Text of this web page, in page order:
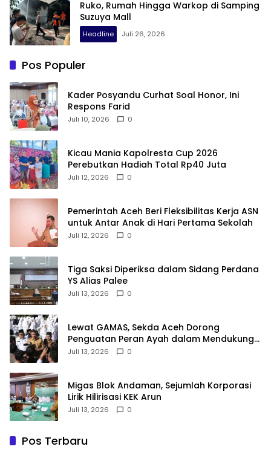
Ruko, Rumah Hingga Warkop di Samping
Suzuya Mall
Headline Juli 26, 2026
Pos Populer
Kader Posyandu Curhat Soal Honor, Ini
Respons Farid
Juli 10, 2026 0
Kicau Mania Kapolresta Cup 2026
Perebutkan Hadiah Total Rp40 Juta
Juli 12, 2026 0
Pemerintah Aceh Beri Fleksibilitas Kerja ASN
untuk Antar Anak di Hari Pertama Sekolah
Juli 12, 2026 0
Tiga Saksi Diperiksa dalam Sidang Perdana
YS Alias Palee
Juli 13, 2026 0
Lewat GAMAS, Sekda Aceh Dorong
Penguatan Peran Ayah dalam Mendukung
Pendidikan Anak
Juli 13, 2026 0
Migas Blok Andaman, Sejumlah Korporasi
Lirik Hilirisasi KEK Arun
Juli 13, 2026 0
Pos Terbaru